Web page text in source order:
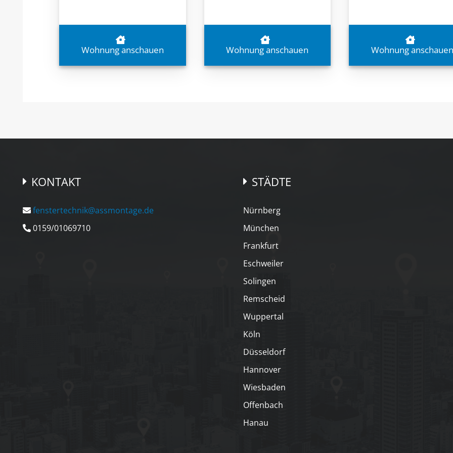
Wohnung anschauen Wohnung anschauen Wohnung anschauen
KONTAKT
fenstertechnik@assmontage.de
0159/01069710
STÄDTE
Nürnberg
München
Frankfurt
Eschweiler
Solingen
Remscheid
Wuppertal
Köln
Düsseldorf
Hannover
Wiesbaden
Offenbach
Hanau